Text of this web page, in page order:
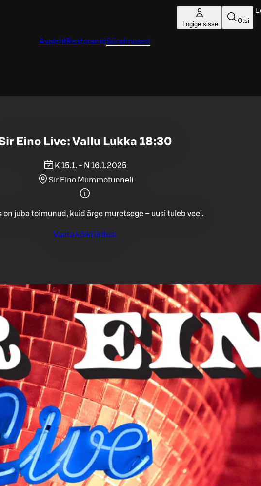
Logige sisse Otsi
AvalehtRestoranidSündmused
Eino Live: Vallu Lukka 18:30
K 15.1. - N 16.1.2025
Sir Eino Mummotunneli
on juba toimunud, kuid ärge muretsege – uusi tuleb veel.
Vaata kõiki üritusi